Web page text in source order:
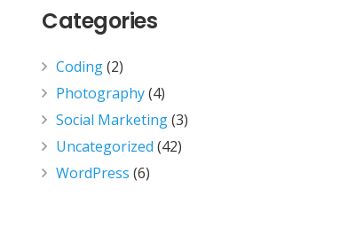
Categories
Coding(2)
Photography(4)
Social Marketing(3)
Uncategorized (42)
WordPress (6)